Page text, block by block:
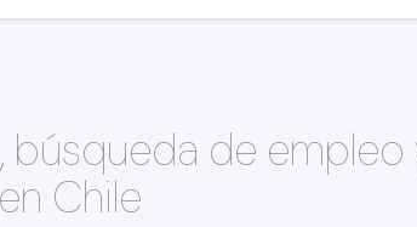
búsqueda de
Chile